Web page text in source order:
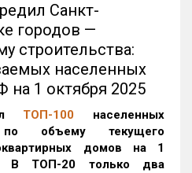
Санкт-
городов —
строительства:
населенных
на 1 октября 2025
ТОП-100 населенных
объему текущего
домов на 1
В ТОП-20 только два